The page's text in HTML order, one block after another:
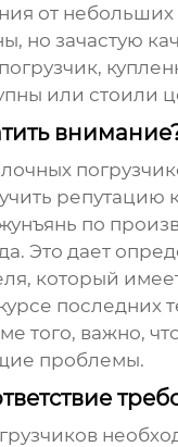
от
но зачастую
или стоили
репутацию
по
Это дает
который
последних
того, важно,
проблемы.